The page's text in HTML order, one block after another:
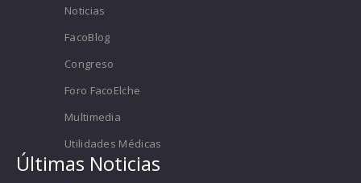
Noticias
FacoBlog
Congreso
Foro FacoElche
Multimedia
Utilidades Médicas
Últimas Noticias